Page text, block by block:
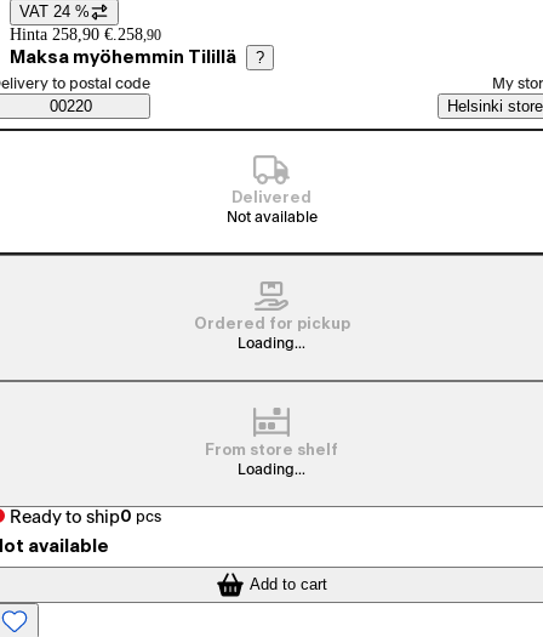
Price details
VAT 24 %
Hinta 258,90 €. 258,90
Maksa myöhemmin Tilillä ?
Saatavuustiedot
order method
to postal code
00220
My
Helsinki store
Delivered
Not available
Ordered for pickup
Loading...
From store shelf
Loading...
Ready to ship0 pcs
available
Add to cart